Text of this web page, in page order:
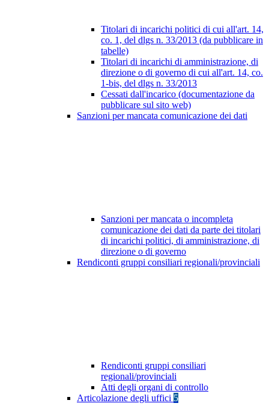
Titolari di incarichi politici di cui all'art. 14,
co. 1, del dlgs n. 33/2013 (da pubblicare in
tabelle)
Titolari di incarichi di amministrazione, di
direzione o di governo di cui all'art. 14, co.
1-bis, del dlgs n. 33/2013
Cessati dall'incarico (documentazione da
pubblicare sul sito web)
Sanzioni per mancata comunicazione dei dati
Sanzioni per mancata o incompleta
comunicazione dei dati da parte dei titolari
di incarichi politici, di amministrazione, di
direzione o di governo
Rendiconti gruppi consiliari regionali/provinciali
Rendiconti gruppi consiliari
regionali/provinciali
Atti degli organi di controllo
Articolazione degli uffici 5